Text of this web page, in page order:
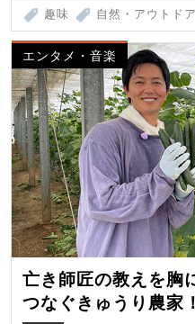
趣味 自然・アウトドア
エンタメ・音楽
亡き師匠の教えを胸
つなぐきゅうり農家！